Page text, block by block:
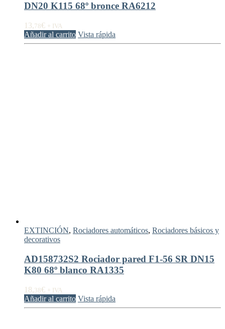
DN20 K115 68º bronce RA6212
13,78€ + IVA
Añadir al carrito Vista rápida
EXTINCIÓN, Rociadores automáticos, Rociadores básicos y
decorativos
AD158732S2 Rociador pared F1-56 SR DN15
K80 68º blanco RA1335
18,38€ + IVA
Añadir al carrito Vista rápida